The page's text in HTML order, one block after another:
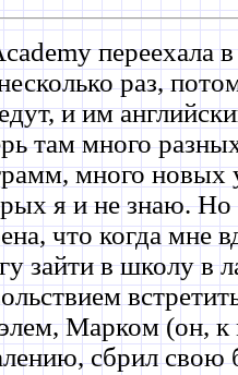
переехала в
раз,
и им
таммного
много новых
я и не знаю. Но
что когда мне
зайти в школу в
Марком (он, к
сбрил свою